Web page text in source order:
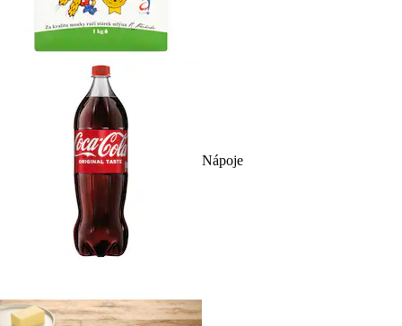
Nápoje